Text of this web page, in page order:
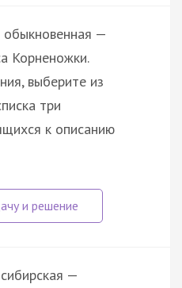
обыкновенная —
Корненожки.
выберите из
три
к описанию
—